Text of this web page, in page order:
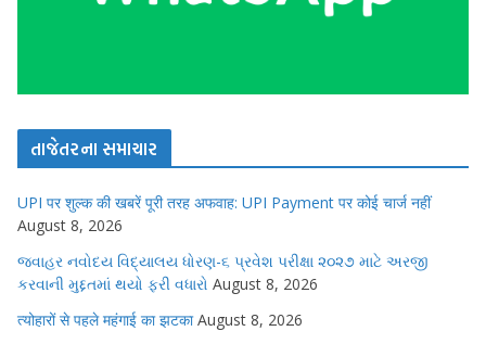
તાજેતરના સમાચાર
UPI पर शुल्क की खबरें पूरी तरह अफवाह: UPI Payment पर कोई चार्ज नहीं
August 8, 2026
જવાહર નવોદય વિદ્યાલય ધોરણ-૬ પ્રવેશ પરીક્ષા ૨૦૨૭ માટે અરજી
કરવાની મુદ્દતમાં થયો ફરી વધારો August 8, 2026
त्योहारों से पहले महंगाई का झटका August 8, 2026